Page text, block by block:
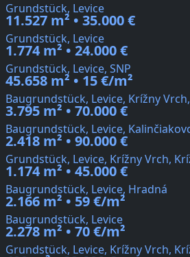
Grundstück, Levice
11.527 m² • 35.000 €
Grundstück, Levice
1.774 m² • 24.000 €
Grundstück, Levice, SNP
45.658 m² • 15 €/m²
Baugrundstück, Levice, Krížny
3.795 m² • 70.000 €
Baugrundstück, Levice,
2.418 m² • 90.000 €
Grundstück, Levice, Krížny Vrch,
1.174 m² • 45.000 €
Baugrundstück, Levice, Hradná
2.166 m² • 59 €/m²
Baugrundstück, Levice
2.278 m² • 70 €/m²
Grundstück, Levice, Krížny Vrch,